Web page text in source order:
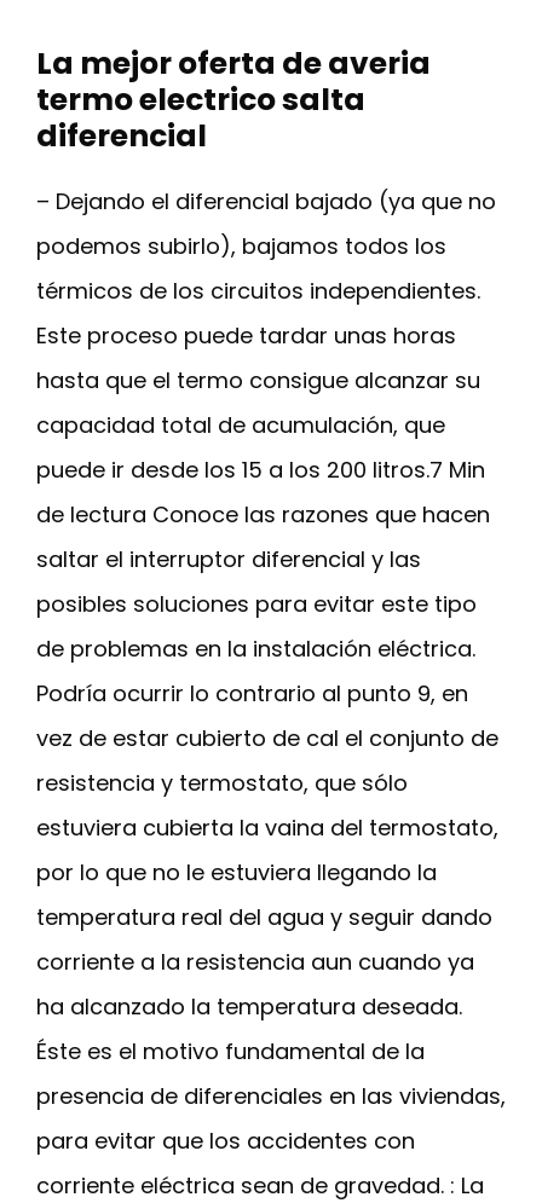
La mejor oferta de averia
termo electrico salta
diferencial
– Dejando el diferencial bajado (ya que no
podemos subirlo), bajamos todos los
térmicos de los circuitos independientes.
Este proceso puede tardar unas horas
hasta que el termo consigue alcanzar su
capacidad total de acumulación, que
puede ir desde los 15 a los 200 litros.7 Min
de lectura Conoce las razones que hacen
saltar el interruptor diferencial y las
posibles soluciones para evitar este tipo
de problemas en la instalación eléctrica.
Podría ocurrir lo contrario al punto 9, en
vez de estar cubierto de cal el conjunto de
resistencia y termostato, que sólo
estuviera cubierta la vaina del termostato,
por lo que no le estuviera llegando la
temperatura real del agua y seguir dando
corriente a la resistencia aun cuando ya
ha alcanzado la temperatura deseada.
Éste es el motivo fundamental de la
presencia de diferenciales en las viviendas,
para evitar que los accidentes con
corriente eléctrica sean de gravedad. : La